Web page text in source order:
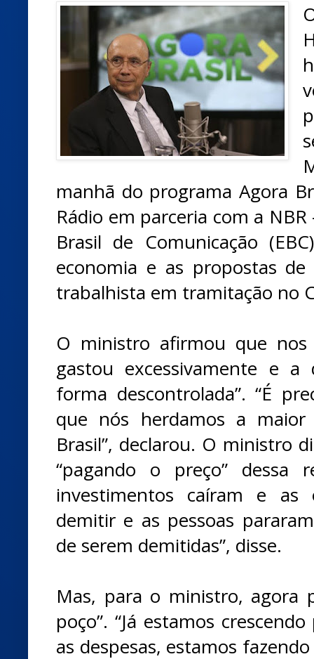
manhã do programa Agora
Rádio em parceria com a
Brasil de Comunicação
economia e as propostas
trabalhista em tramitação no
O ministro afirmou que
gastou excessivamente e
forma descontrolada”. “É
que nós herdamos a
Brasil”, declarou. O ministro
“pagando o preço” dessa
investimentos caíram e as
demitir e as pessoas
de serem demitidas”, disse.
Mas, para o ministro, agora
poço”. “Já estamos
as despesas, estamos